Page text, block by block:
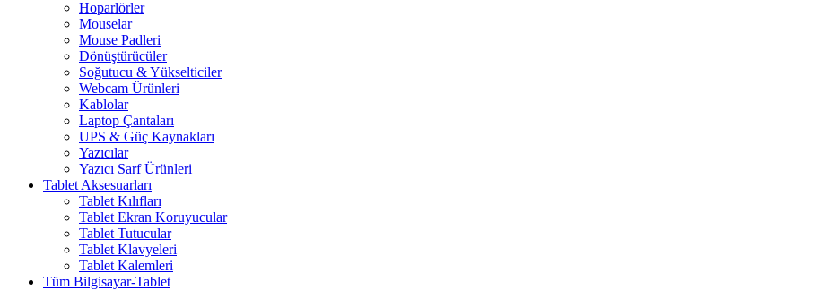
Hoparlörler
Mouselar
Mouse Padleri
Dönüştürücüler
Soğutucu & Yükselticiler
Webcam Ürünleri
Kablolar
Laptop Çantaları
UPS & Güç Kaynakları
Yazıcılar
Yazıcı Sarf Ürünleri
Tablet Aksesuarları
Tablet Kılıfları
Tablet Ekran Koruyucular
Tablet Tutucular
Tablet Klavyeleri
Tablet Kalemleri
Tüm Bilgisayar-Tablet